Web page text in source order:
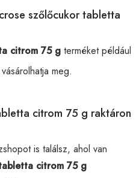
szőlőcukor tabletta
citrom 75 g terméket például
meg.
citrom 75 g raktáron
is találsz, ahol van
citrom 75 g